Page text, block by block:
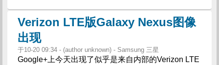
Verizon LTE版Galaxy Nexus图像
出现
于10-20 09:34 - (author unknown) - Samsung 三星
Google+上今天出现了似乎是来自内部的Verizon LTE